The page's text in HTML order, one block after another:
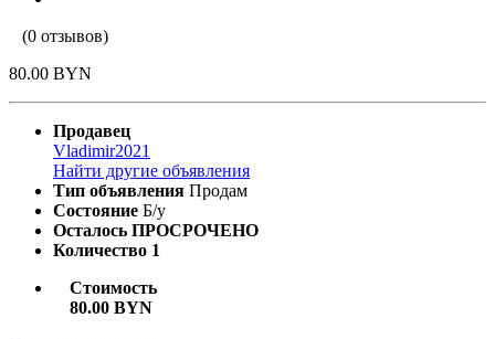
(0 отзывов)
80.00 BYN
Продавец
Vladimir2021
Найти другие объявления
Тип объявления Продам
Состояние Б/у
Осталось ПРОСРОЧЕНО
Количество 1
Стоимость
80.00 BYN